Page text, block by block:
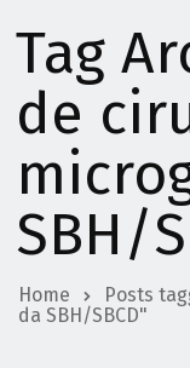
Tag
de
SBH/
Home
Posts
da SBH/SBCD"